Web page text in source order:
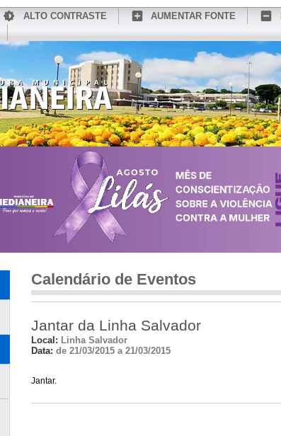
ALTO CONTRASTE AUMENTAR FONTE
CONHEÇA MEDIANEIRA
Calendário de Eventos
Jantar da Linha Salvador
Local: Linha Salvador
Data: de 21/03/2015 a 21/03/2015
Jantar.